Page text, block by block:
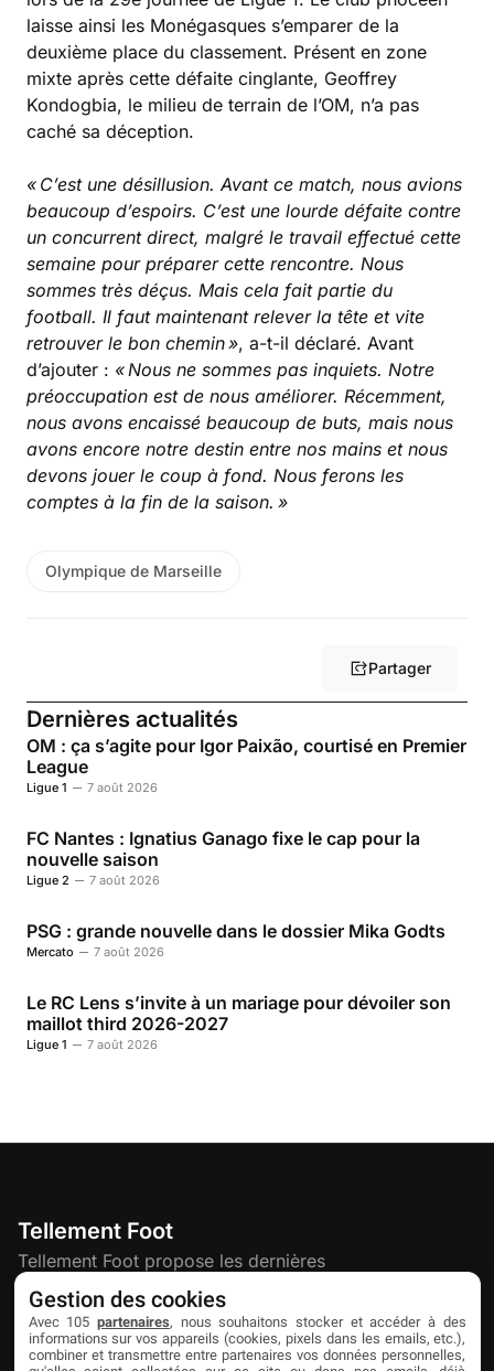
laisse ainsi les Monégasques s’emparer de la
deuxième place du classement. Présent en zone
mixte après cette défaite cinglante, Geoffrey
Kondogbia, le milieu de terrain de l’OM, n’a pas
caché sa déception.
« C’est une désillusion. Avant ce match, nous avions
beaucoup d’espoirs. C’est une lourde défaite contre
un concurrent direct, malgré le travail effectué cette
semaine pour préparer cette rencontre. Nous
sommes très déçus. Mais cela fait partie du
football. Il faut maintenant relever la tête et vite
retrouver le bon chemin », a-t-il déclaré. Avant
d’ajouter : « Nous ne sommes pas inquiets. Notre
préoccupation est de nous améliorer. Récemment,
nous avons encaissé beaucoup de buts, mais nous
avons encore notre destin entre nos mains et nous
devons jouer le coup à fond. Nous ferons les
comptes à la fin de la saison. »
Olympique de Marseille
Partager
Dernières actualités
OM : ça s’agite pour Igor Paixão, courtisé en Premier
League
Ligue 1 7 août 2026
FC Nantes : Ignatius Ganago fixe le cap pour la
nouvelle saison
Ligue 2 7 août 2026
PSG : grande nouvelle dans le dossier Mika Godts
Mercato 7 août 2026
Le RC Lens s’invite à un mariage pour dévoiler son
maillot third 2026-2027
Ligue 1 7 août 2026
Tellement Foot
Tellement Foot propose les dernières
actualités et nouveautés créatives dédiées
au football.
Gestion des cookies
Avec 105 partenaires, nous souhaitons stocker et accéder à des
informations sur vos appareils (cookies, pixels dans les emails, etc.),
combiner et transmettre entre partenaires vos données personnelles,